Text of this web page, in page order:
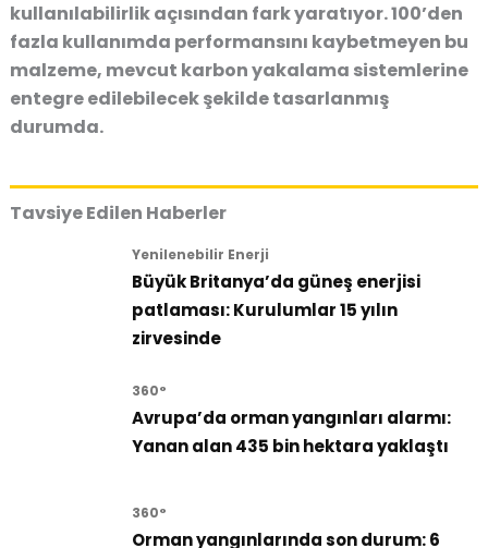
kullanılabilirlik açısından fark yaratıyor. 100’den
fazla kullanımda performansını kaybetmeyen bu
malzeme, mevcut karbon yakalama sistemlerine
entegre edilebilecek şekilde tasarlanmış
durumda.
Tavsiye Edilen Haberler
Yenilenebilir Enerji
Büyük Britanya’da güneş enerjisi
patlaması: Kurulumlar 15 yılın
zirvesinde
360°
Avrupa’da orman yangınları alarmı:
Yanan alan 435 bin hektara yaklaştı
360°
Orman yangınlarında son durum: 6